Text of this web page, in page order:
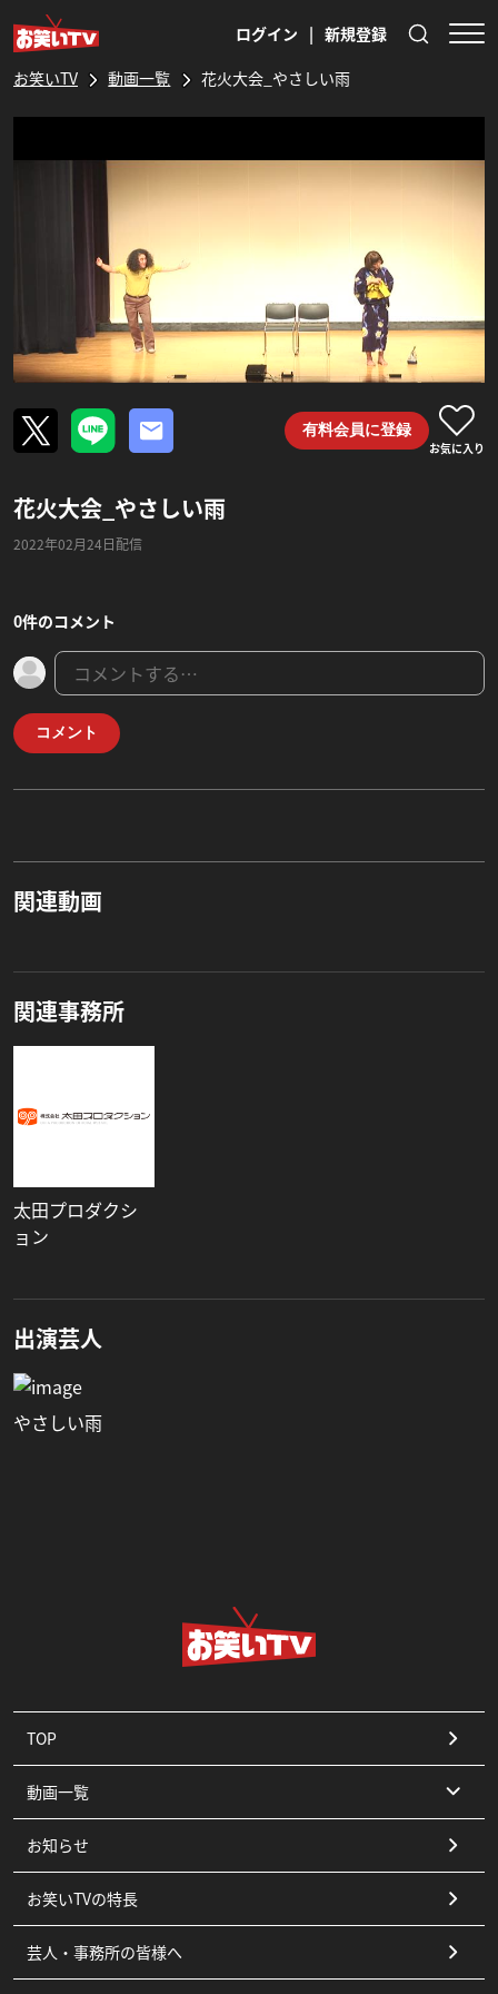
ログイン | 新規登録
お笑いTV 動画一覧 花火大会_やさしい雨
有料会員に登録
お気に入り
花火大会_やさしい雨
2022年02月24日配信
0件のコメント
コメント
関連動画
関連事務所
太田プロダクシ
ョン
出演芸人
やさしい雨
TOP
動画一覧
コント
漫才
ピン
お知らせ
お笑いTVの特長
芸人・事務所の皆様へ